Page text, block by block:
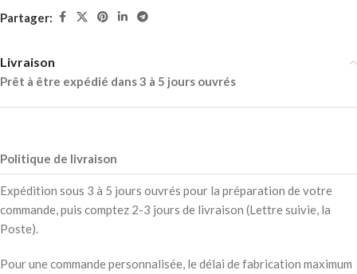
Partager:
Livraison
Prêt à être expédié dans 3 à 5 jours ouvrés
Politique de livraison
Expédition sous 3 à 5 jours ouvrés pour la préparation de votre
commande, puis comptez 2-3 jours de livraison (Lettre suivie, la
Poste).
Pour une commande personnalisée, le délai de fabrication maximum